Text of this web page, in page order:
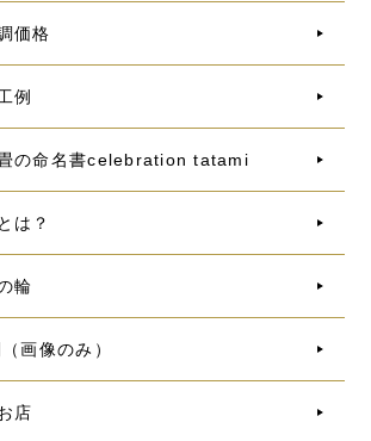
価格
例
畳の命名書celebration tatami
は？
輪
画像のみ）
店